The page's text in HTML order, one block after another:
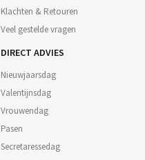
Klachten & Retouren
Veel gestelde vragen
DIRECT ADVIES
Nieuwjaarsdag
Valentijnsdag
Vrouwendag
Pasen
Secretaressedag